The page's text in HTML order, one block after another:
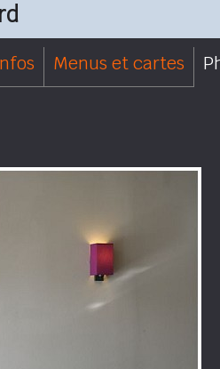
Menus et cartes